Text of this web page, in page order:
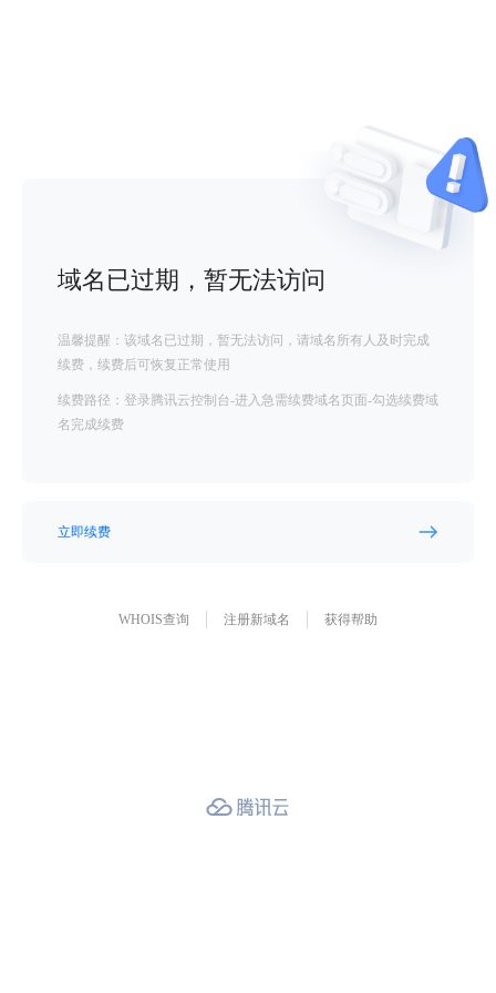
域名已过期，暂无法访问
温馨提醒：该域名已过期，暂无法访问，请域名所有人及时完成
续费，续费后可恢复正常使用
续费路径：登录腾讯云控制台-进入急需续费域名页面-勾选续费域
名完成续费
立即续费
WHOIS查询 注册新域名 获得帮助